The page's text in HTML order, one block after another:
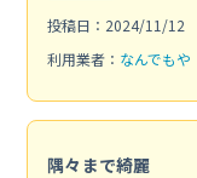
投稿日：2024/11/12
利用業者： なんでもや
隅々まで綺麗